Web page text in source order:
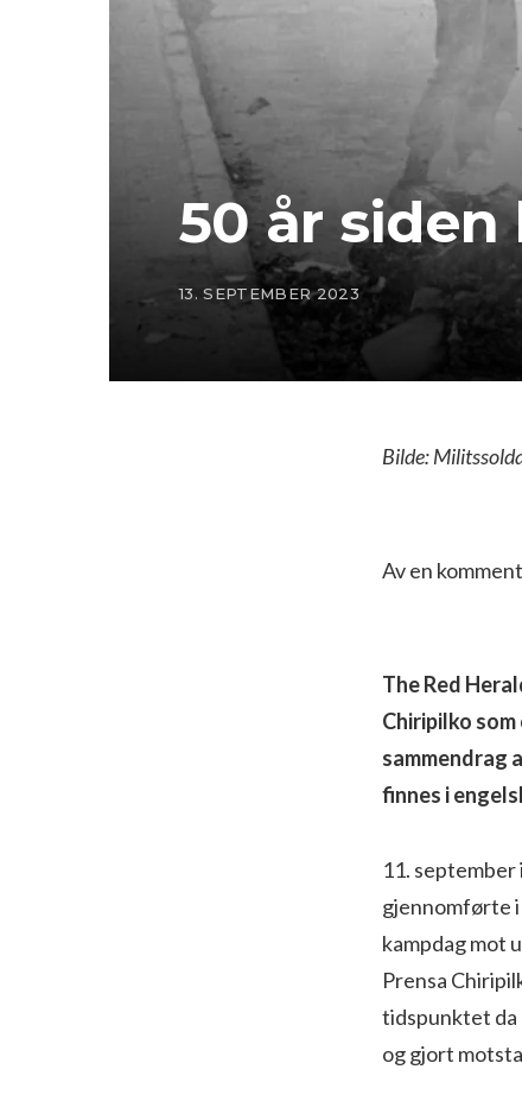
50 år
13. SEPTEMBER 2023
Bilde:
Av en
The Red
Chiripilko
sammendrag
finnes i
11. september
gjennomførte i
kampdag mot
Prensa
tidspunktet da
og gjort